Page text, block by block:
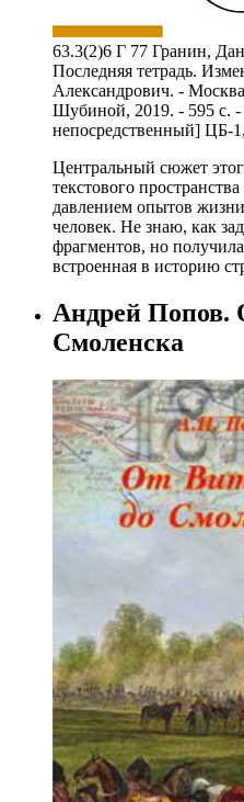
63.3(2)6 Г 77 Гранин,
Последняя тетрадь.
Александрович. -
Шубиной, 2019. - 595 с. -
непосредственный]
Центральный сюжет
текстового
давлением опытов
человек. Не знаю, как
фрагментов, но
встроенная в историю
Андрей Попов.
Смоленска